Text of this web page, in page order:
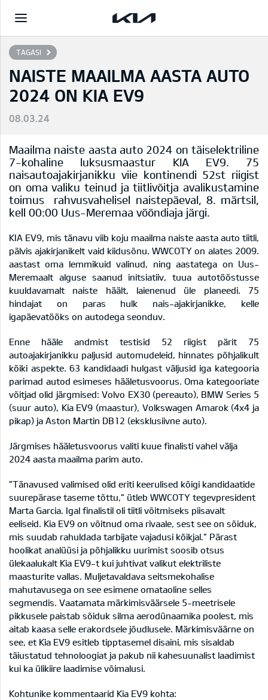
TAGASI
NAISTE MAAILMA AASTA AUTO
2024 ON KIA EV9
08.03.24
Maailma naiste aasta auto 2024 on täiselektriline
7-kohaline luksusmaastur KIA EV9. 75
naisautoajakirjanikku viie kontinendi 52st riigist
on oma valiku teinud ja tiitlivõitja avalikustamine
toimus rahvusvahelisel naistepäeval, 8. märtsil,
kell 00:00 Uus-Meremaa vööndiaja järgi.
KIA EV9, mis tänavu viib koju maailma naiste aasta auto tiitli,
pälvis ajakirjanikelt vaid kiidusõnu. WWCOTY on alates 2009.
aastast oma lemmikuid valinud, ning aastatega on Uus-
Meremaalt alguse saanud initsiatiiv, tuua autotööstusse
kuuldavamalt naiste häält, laienenud üle planeedi. 75
hindajat on paras hulk nais-ajakirjanikke, kelle
igapäevatööks on autodega seonduv.
Enne hääle andmist testisid 52 riigist pärit 75
autoajakirjanikku paljusid automudeleid, hinnates põhjalikult
kõiki aspekte. 63 kandidaadi hulgast väljusid iga kategooria
parimad autod esimeses hääletusvoorus. Oma kategooriate
võitjad olid järgmised: Volvo EX30 (pereauto), BMW Series 5
(suur auto), Kia EV9 (maastur), Volkswagen Amarok (4x4 ja
pikap) ja Aston Martin DB12 (eksklusiivne auto).
Järgmises hääletusvoorus valiti kuue finalisti vahel välja
2024 aasta maailma parim auto.
"Tänavused valimised olid eriti keerulised kõigi kandidaatide
suurepärase taseme tõttu," ütleb WWCOTY tegevpresident
Marta Garcia. Igal finalistil oli tiitli võitmiseks piisavalt
eeliseid. Kia EV9 on võitnud oma rivaale, sest see on sõiduk,
mis suudab rahuldada tarbijate vajadusi kõikjal." Pärast
hoolikat analüüsi ja põhjalikku uurimist soosib otsus
ülekaalukalt Kia EV9-t kui juhtivat valikut elektriliste
maasturite vallas. Muljetavaldava seitsmekohalise
mahutavusega on see esimene omataoline selles
segmendis. Vaatamata märkimisväärsele 5-meetrisele
pikkusele paistab sõiduk silma aerodünaamika poolest, mis
aitab kaasa selle erakordsele jõudlusele. Märkimisväärne on
see, et Kia EV9 esitleb tipptasemel disaini, mis sisaldab
täiustatud tehnoloogiat ja pakub nii kahesuunalist laadimist
kui ka ülikiire laadimise võimalusi.
Kohtunike kommentaarid Kia EV9 kohta: